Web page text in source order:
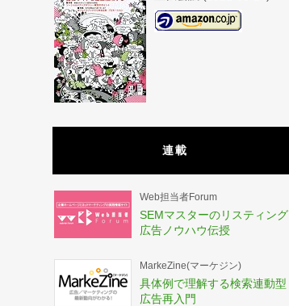
連載
Web担当者Forum
SEMマスターのリスティング
広告ノウハウ伝授
MarkeZine(マーケジン)
具体例で理解する検索連動型
広告再入門